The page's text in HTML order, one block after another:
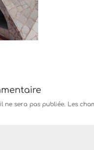
ne sera pas publiée. Les